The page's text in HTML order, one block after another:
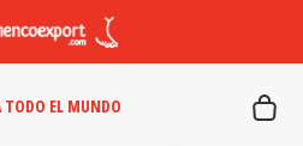
TODO EL MUNDO